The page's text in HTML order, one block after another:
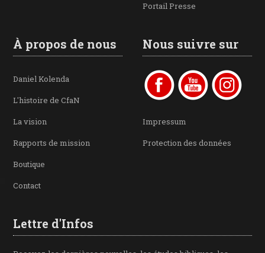
Portail Presse
À propos de nous
Daniel Kolenda
L'histoire de CfaN
La vision
Rapports de mission
Boutique
Contact
Nous suivre sur
Impressum
Protection des données
Lettre d'Infos